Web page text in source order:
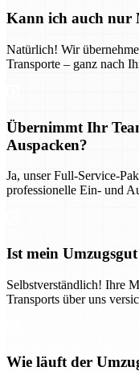
Kann ich auch nur
Natürlich! Wir
Transporte – ganz nach
Übernimmt Ihr
Auspacken?
Ja, unser Full-Service-
professionelle Ein- und
Ist mein
Selbstverständlich! Ihre
Transports über uns
Wie läuft der